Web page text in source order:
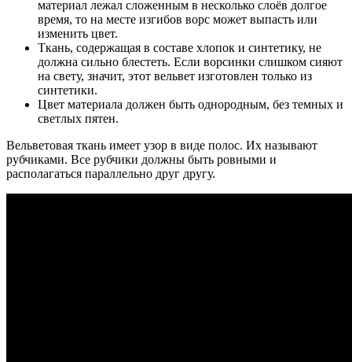
материал лежал сложенным в несколько слоёв долгое
время, то на месте изгибов ворс может выпасть или
изменить цвет.
Ткань, содержащая в составе хлопок и синтетику, не
должна сильно блестеть. Если ворсинки слишком сияют
на свету, значит, этот вельвет изготовлен только из
синтетики.
Цвет материала должен быть однородным, без темных и
светлых пятен.
Вельветовая ткань имеет узор в виде полос. Их называют
рубчиками. Все рубчики должны быть ровными и
располагаться параллельно друг другу.